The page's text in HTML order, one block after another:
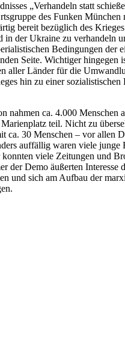
„Verhandeln statt
des Funken München
bereit bezüglich des
in der Ukraine zu verhandeln
Bedingungen der
Seite. Wichtiger hingegen
aller Länder für die
hin zu einer sozialistischen
nahmen ca. 4.000 Menschen
teil. Nicht zu
ca. 30 Menschen – vor allen
auffällig waren viele junge
viele Zeitungen und
der Demo äußerten Interesse
und sich am Aufbau der